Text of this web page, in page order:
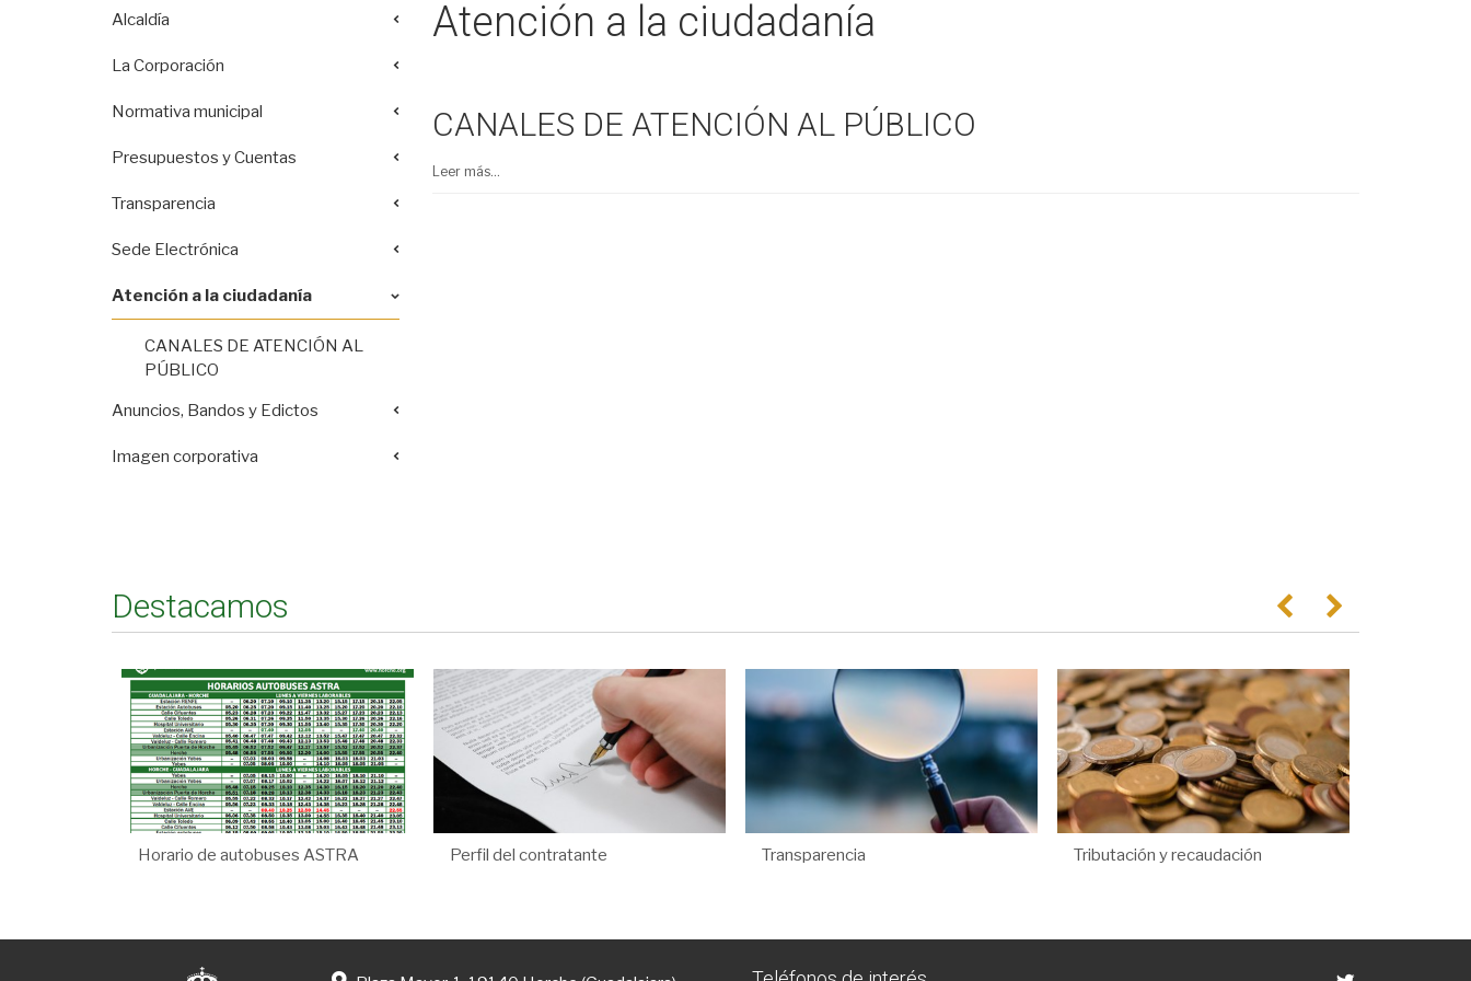
Atención a la ciudadanía
CANALES DE ATENCIÓN AL PÚBLICO
Leer más...
Alcaldía
La Corporación
Normativa municipal
Presupuestos y Cuentas
Transparencia
Sede Electrónica
Atención a la ciudadanía
CANALES DE ATENCIÓN AL
PÚBLICO
Anuncios, Bandos y Edictos
Imagen corporativa
Destacamos Anterior
Horario de autobuses ASTRA Perfil del contratante Transparencia Tributación y recaudación